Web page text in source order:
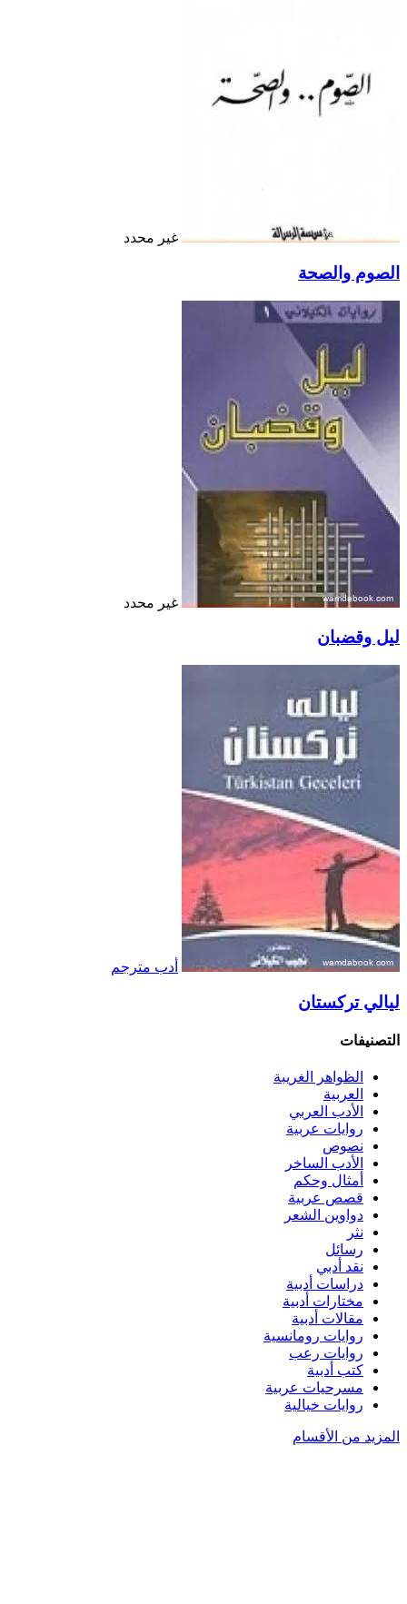
غير محدد
الصوم والصحة
غير محدد
ليل وقضبان
أدب مترجم
ليالي تركستان
التصنيفات
الظواهر الغريبة‏
العربية
الأدب العربي
روايات عربية
نصوص
الأدب الساخر
أمثال وحكم
قصص عربية
دواوين الشعر
نثر
رسائل
نقد أدبي
دراسات أدبية
مختارات أدبية
مقالات أدبية
روايات رومانسية
روايات رعب
كتب أدبية
مسرحيات عربية
روايات خيالية
المزيد من الأقسام